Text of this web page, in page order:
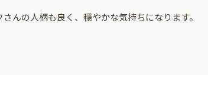
んの人柄も良く、穏やかな気持ちになります。